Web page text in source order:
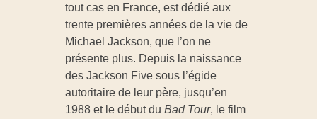
E
L
:
tout cas en France, est dédié aux
trente premières années de la vie de
Michael Jackson, que l’on ne
présente plus. Depuis la naissance
des Jackson Five sous l’égide
autoritaire de leur père, jusqu’en
1988 et le début du Bad Tour, le film